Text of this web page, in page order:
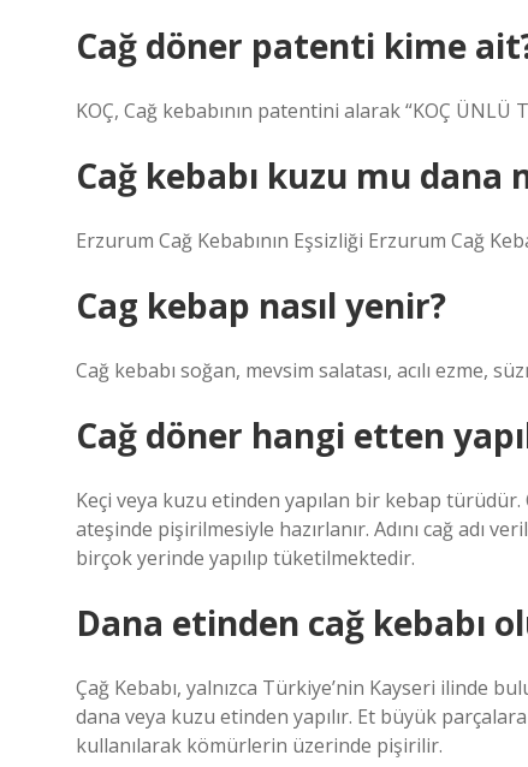
Cağ döner patenti kime
KOÇ, Cağ kebabının patentini alarak “KOÇ
Cağ kebabı kuzu mu dana
Erzurum Cağ Kebabının Eşsizliği Erzurum Cağ
Cag kebap nasıl yenir?
Cağ kebabı soğan, mevsim salatası, acılı ezme,
Cağ döner hangi etten
Keçi veya kuzu etinden yapılan bir kebap
ateşinde pişirilmesiyle hazırlanır. Adını cağ adı
birçok yerinde yapılıp tüketilmektedir.
Dana etinden cağ kebabı
Çağ Kebabı, yalnızca Türkiye’nin Kayseri ilinde
dana veya kuzu etinden yapılır. Et büyük
kullanılarak kömürlerin üzerinde pişirilir.